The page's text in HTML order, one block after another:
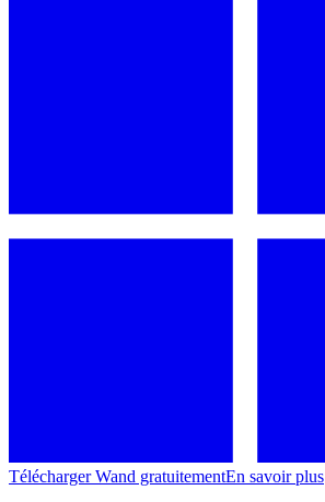
Télécharger Wand gratuitementEn savoir plus